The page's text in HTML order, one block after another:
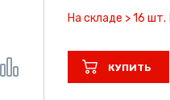
На складе > 16 шт.
КУПИТЬ